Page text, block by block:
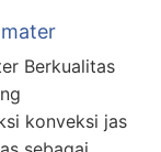
Berkualitas
konveksi jas